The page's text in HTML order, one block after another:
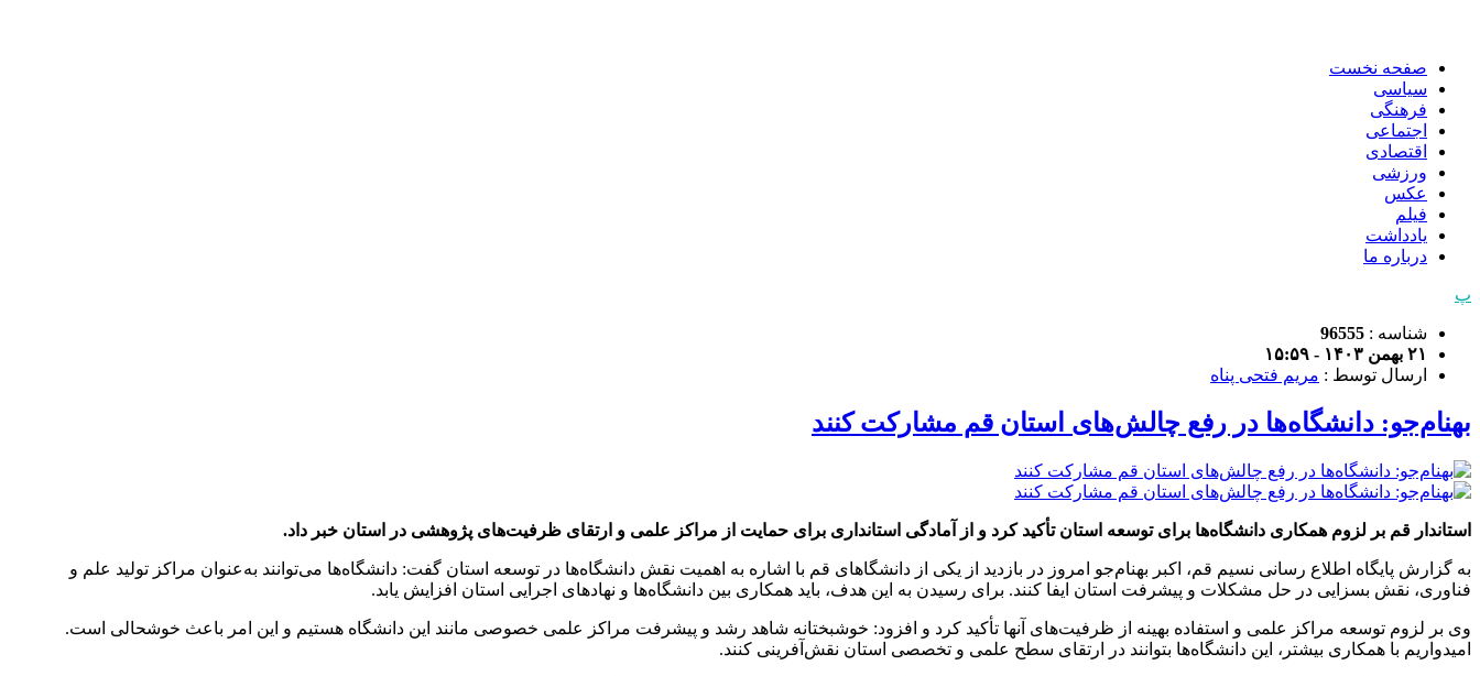
صفحه نخست
سیاسی
فرهنگی
اجتماعی
اقتصادی
ورزشی
عکس
فیلم
یادداشت
درباره ما
پ
شناسه : 96555
۲۱ بهمن ۱۴۰۳ - ۱۵:۵۹
ارسال توسط : مریم فتحی پناه
بهنام‌جو: دانشگاه‌ها در رفع چالش‌های استان قم مشارکت کنند
استاندار قم بر لزوم همکاری دانشگاه‌ها برای توسعه استان تأکید کرد و از آمادگی استانداری برای حمایت از مراکز علمی و ارتقای ظرفیت‌های پژوهشی در استان خبر داد.
به گزارش پایگاه اطلاع رسانی نسیم قم، اکبر بهنام‌جو امروز در بازدید از یکی از دانشگاهای قم با اشاره به اهمیت نقش دانشگاه‌ها در توسعه استان گفت: دانشگاه‌ها می‌توانند به‌عنوان مراکز تولید علم و
فناوری، نقش بسزایی در حل مشکلات و پیشرفت استان ایفا کنند. برای رسیدن به این هدف، باید همکاری بین دانشگاه‌ها و نهادهای اجرایی استان افزایش یابد.
وی بر لزوم توسعه مراکز علمی و استفاده بهینه از ظرفیت‌های آنها تأکید کرد و افزود: خوشبختانه شاهد رشد و پیشرفت مراکز علمی خصوصی مانند این دانشگاه هستیم و این امر باعث خوشحالی است.
امیدواریم با همکاری بیشتر، این دانشگاه‌ها بتوانند در ارتقای سطح علمی و تخصصی استان نقش‌آفرینی کنند.